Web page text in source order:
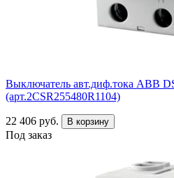
Выключатель авт.диф.тока ABB
(арт.2CSR255480R1104)
22 406 руб. В корзину
Под заказ